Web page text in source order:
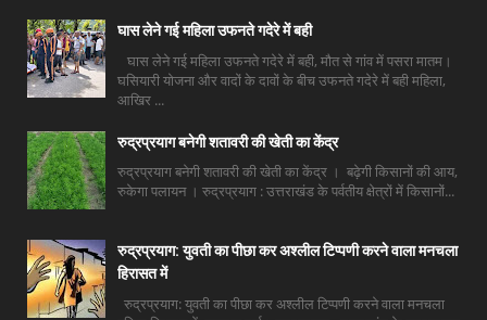
घास लेने गई महिला उफनते गदेरे में बही
घास लेने गई महिला उफनते गदेरे में बही, मौत से गांव में पसरा मातम।
घसियारी योजना और वादों के दावों के बीच उफनते गदेरे में बही महिला,
आखिर ...
रुद्रप्रयाग बनेगी शतावरी की खेती का केंद्र
रुद्रप्रयाग बनेगी शतावरी की खेती का केंद्र । बढ़ेगी किसानों की आय,
रुकेगा पलायन । रुद्रप्रयाग : उत्तराखंड के पर्वतीय क्षेत्रों में किसानों...
रुद्रप्रयाग: युवती का पीछा कर अश्लील टिप्पणी करने वाला मनचला
हिरासत में
रुद्रप्रयाग: युवती का पीछा कर अश्लील टिप्पणी करने वाला मनचला